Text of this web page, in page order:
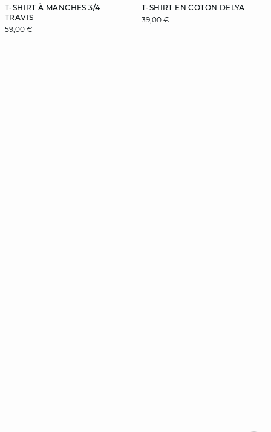
T-SHIRT À MANCHES 3/4
TRAVIS
59,00 €
T-SHIRT EN COTON DELYA
39,00 €